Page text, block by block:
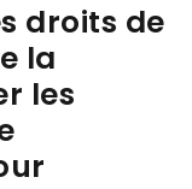
droits de
la
les